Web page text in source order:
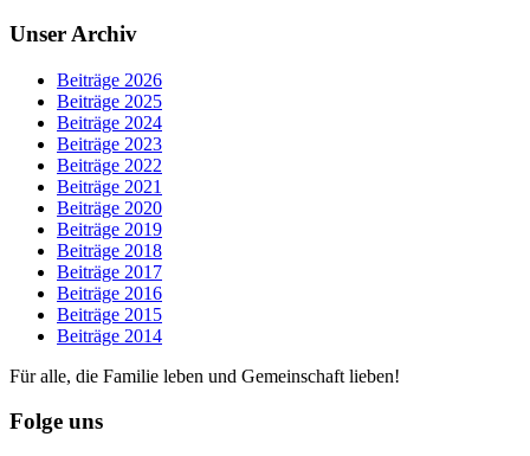
Unser Archiv
Beiträge 2026
Beiträge 2025
Beiträge 2024
Beiträge 2023
Beiträge 2022
Beiträge 2021
Beiträge 2020
Beiträge 2019
Beiträge 2018
Beiträge 2017
Beiträge 2016
Beiträge 2015
Beiträge 2014
Für alle, die Familie leben und Gemeinschaft lieben!
Folge uns